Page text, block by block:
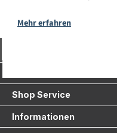
Mehr erfahren
Shop Service
Informationen